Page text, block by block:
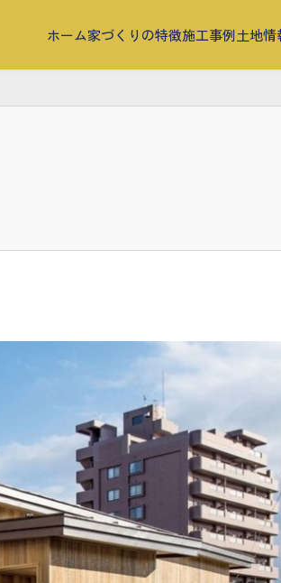
ホーム家づくりの特徴施工事例土地情